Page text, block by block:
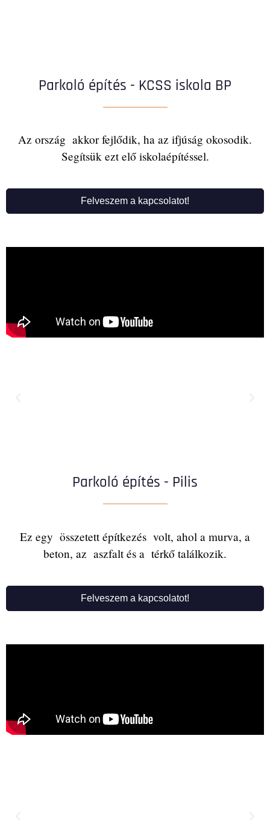
Parkoló építés - KCSS iskola BP
Az ország akkor fejlődik, ha az ifjúság okosodik.
Segítsük ezt elő iskolaépítéssel.
Felveszem a kapcsolatot!
Parkoló építés - Pilis
Ez egy összetett építkezés volt, ahol a murva, a
beton, az aszfalt és a térkő találkozik.
Felveszem a kapcsolatot!